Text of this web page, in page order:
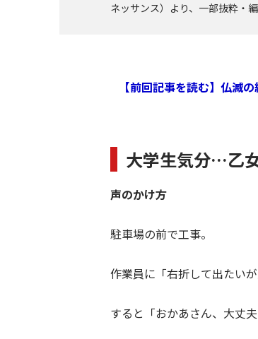
ネッサンス）より、一部抜粋・編
【前回記事を読む】仏滅
大学生気分…乙
声のかけ方
駐車場の前で工事。
作業員に「右折して出たいが
すると「おかあさん、大丈